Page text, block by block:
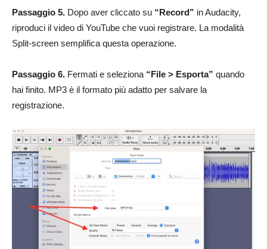
Passaggio 5. Dopo aver cliccato su “Record” in Audacity,
riproduci il video di YouTube che vuoi registrare. La modalità
Split-screen semplifica questa operazione.
Passaggio 6. Fermati e seleziona “File > Esporta” quando
hai finito. MP3 è il formato più adatto per salvare la
registrazione.